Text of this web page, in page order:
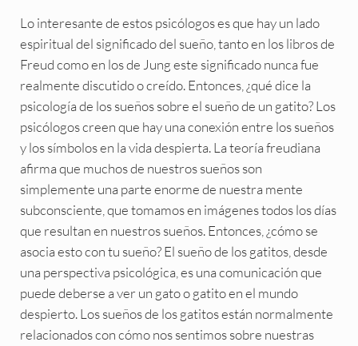
Lo interesante de estos psicólogos es que hay un lado
espiritual del significado del sueño, tanto en los libros de
Freud como en los de Jung este significado nunca fue
realmente discutido o creído. Entonces, ¿qué dice la
psicología de los sueños sobre el sueño de un gatito? Los
psicólogos creen que hay una conexión entre los sueños
y los símbolos en la vida despierta. La teoría freudiana
afirma que muchos de nuestros sueños son
simplemente una parte enorme de nuestra mente
subconsciente, que tomamos en imágenes todos los días
que resultan en nuestros sueños. Entonces, ¿cómo se
asocia esto con tu sueño? El sueño de los gatitos, desde
una perspectiva psicológica, es una comunicación que
puede deberse a ver un gato o gatito en el mundo
despierto. Los sueños de los gatitos están normalmente
relacionados con cómo nos sentimos sobre nuestras